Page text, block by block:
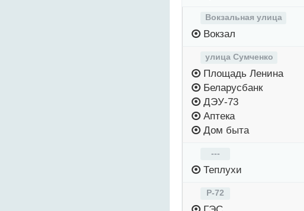
Вокзальная улица
Вокзал
улица Сумченко
Площадь Ленина
Беларусбанк
ДЭУ-73
Аптека
Дом быта
---
Теплухи
Р-72